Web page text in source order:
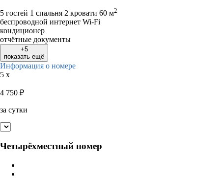
5 гостей 1 спальня 2 кровати 60 м2
беспроводной интернет Wi-Fi
кондиционер
отчётные документы
+5
показать ещё
Информация о номере
5 x
4 750 ₽
за сутки
Четырёхместный номер